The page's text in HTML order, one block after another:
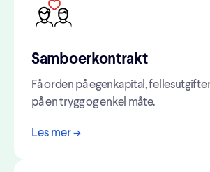
Samboerkontrakt
Få orden på egenkapital,
på en trygg og enkel måte.
Les mer ->